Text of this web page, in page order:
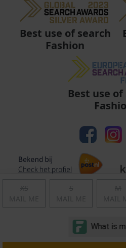
Best use of search
Fashion
Best use
Algemene voorwaarden |
© Copyright 2011 -